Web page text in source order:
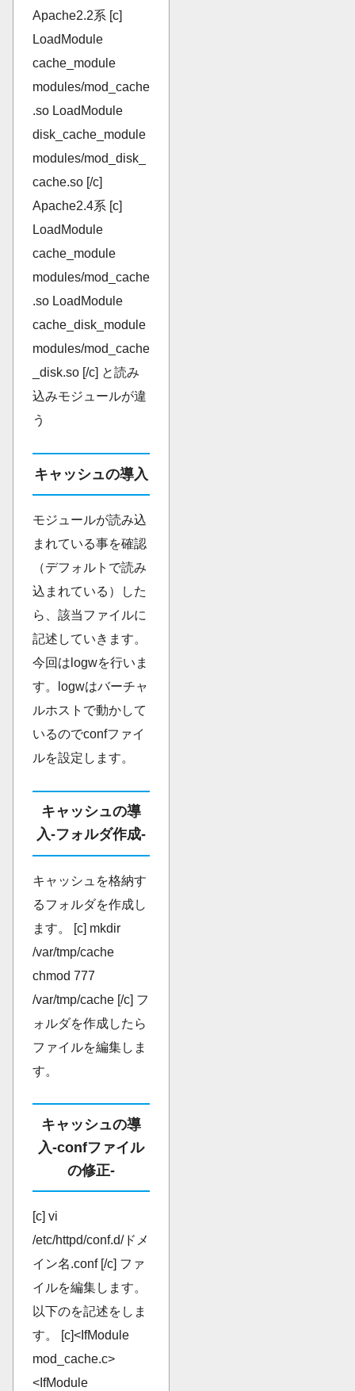
Apache2.2系 [c]
LoadModule
cache_module
modules/mod_cache
.so LoadModule
disk_cache_module
modules/mod_disk_
cache.so [/c]
Apache2.4系 [c]
LoadModule
cache_module
modules/mod_cache
.so LoadModule
cache_disk_module
modules/mod_cache
_disk.so [/c] と読み
込みモジュールが違
う
キャッシュの導入
モジュールが読み込
まれている事を確認
（デフォルトで読み
込まれている）した
ら、該当ファイルに
記述していきます。
今回はlogwを行いま
す。logwはバーチャ
ルホストで動かして
いるのでconfファイ
ルを設定します。
キャッシュの導
入-フォルダ作成-
キャッシュを格納す
るフォルダを作成し
ます。 [c] mkdir
/var/tmp/cache
chmod 777
/var/tmp/cache [/c] フ
ォルダを作成したら
ファイルを編集しま
す。
キャッシュの導
入-confファイル
の修正-
[c] vi
/etc/httpd/conf.d/ドメ
イン名.conf [/c] ファ
イルを編集します。
以下のを記述をしま
す。 [c]<IfModule
mod_cache.c>
<IfModule